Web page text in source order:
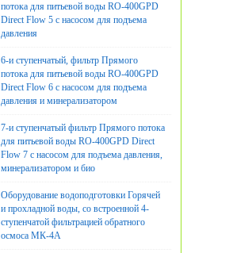
потока для питьевой воды RO-400GPD
Direct Flow 5 с насосом для подъема
давления
6-и ступенчатый, фильтр Прямого
потока для питьевой воды RO-400GPD
Direct Flow 6 с насосом для подъема
давления и минерализатором
7-и ступенчатый фильтр Прямого потока
для питьевой воды RO-400GPD Direct
Flow 7 с насосом для подъема давления,
минерализатором и био
Оборудование водоподготовки Горячей
и прохладной воды, со встроенной 4-
ступенчатой фильтрацией обратного
осмоса МК-4А